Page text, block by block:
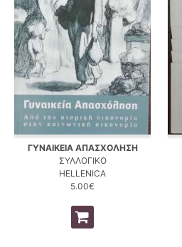
ΓΥΝΑΙΚΕΙΑ ΑΠΑΣΧΟΛΗΣΗ
ΣΥΛΛΟΓΙΚΟ
HELLENICA
5.00€